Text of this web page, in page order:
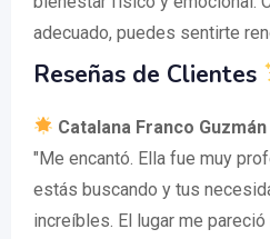
adecuado, puedes sentirte
Reseñas de Clientes
Catalana Franco Guzmán
"Me encantó. Ella fue muy
estás buscando y tus
increíbles. El lugar me